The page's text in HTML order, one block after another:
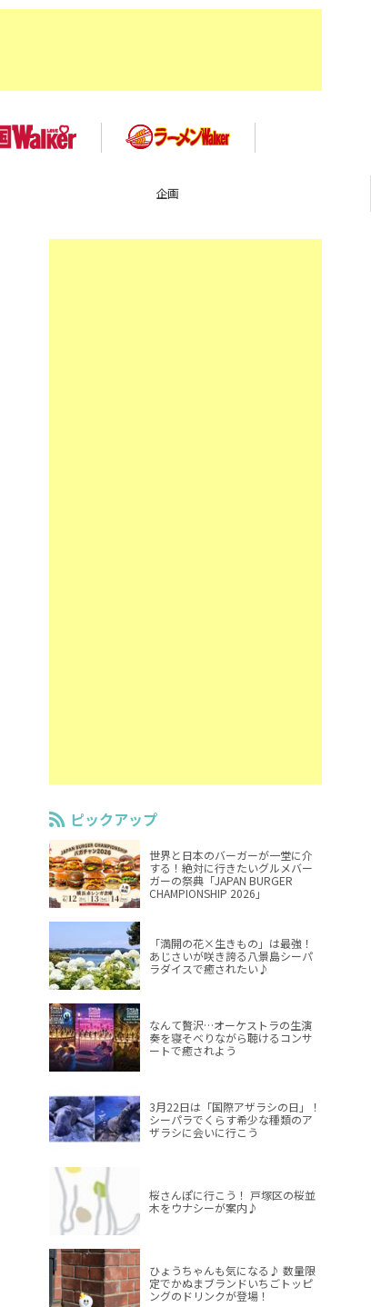
TOP
ピックアップ
世界と日本のバーガーが一堂に介
する！絶対に行きたいグルメバー
ガーの祭典「JAPAN BURGER
CHAMPIONSHIP 2026」
「満開の花×生きもの」は最強！
あじさいが咲き誇る八景島シーパ
ラダイスで癒されたい♪
なんて贅沢…オーケストラの生演
奏を寝そべりながら聴けるコンサ
ートで癒されよう
3月22日は「国際アザラシの日」！
シーパラでくらす希少な種類のア
ザラシに会いに行こう
桜さんぽに行こう！ 戸塚区の桜並
木をウナシーが案内♪
ひょうちゃんも気になる♪ 数量限
定でかぬまブランドいちごトッピ
ングのドリンクが登場！